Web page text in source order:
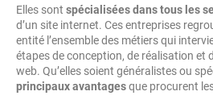
Elles sont spécialisées dans tous les
d’un site internet. Ces entreprises
entité l’ensemble des métiers qui
étapes de conception, de réalisation et
web. Qu’elles soient généralistes ou
principaux avantagesque procurent